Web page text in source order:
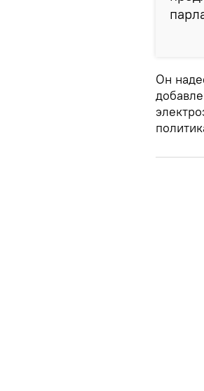
Он